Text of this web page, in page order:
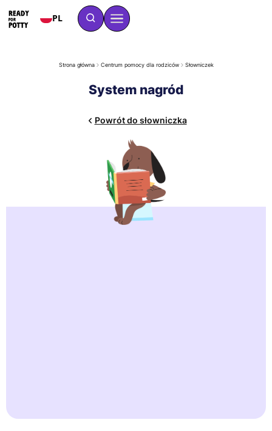
PL
Strona główna Centrum pomocy dla rodziców Słowniczek
System nagród
Powrót do słowniczka